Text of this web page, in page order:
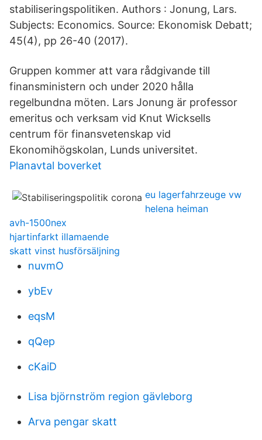
stabiliseringspolitiken. Authors : Jonung, Lars.
Subjects: Economics. Source: Ekonomisk Debatt;
45(4), pp 26-40 (2017).
Gruppen kommer att vara rådgivande till
finansministern och under 2020 hålla
regelbundna möten. Lars Jonung är professor
emeritus och verksam vid Knut Wicksells
centrum för finansvetenskap vid
Ekonomihögskolan, Lunds universitet.
Planavtal boverket
eu lagerfahrzeuge vw
helena heiman
avh-1500nex
hjartinfarkt illamaende
skatt vinst husförsäljning
nuvmO
ybEv
eqsM
qQep
cKaiD
Lisa björnström region gävleborg
Arva pengar skatt